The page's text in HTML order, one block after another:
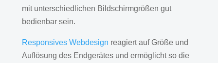
mit unterschiedlichen Bildschirmgrößen gut
bedienbar sein.
Responsives Webdesign reagiert auf Größe und
Auflösung des Endgerätes und ermöglicht so die